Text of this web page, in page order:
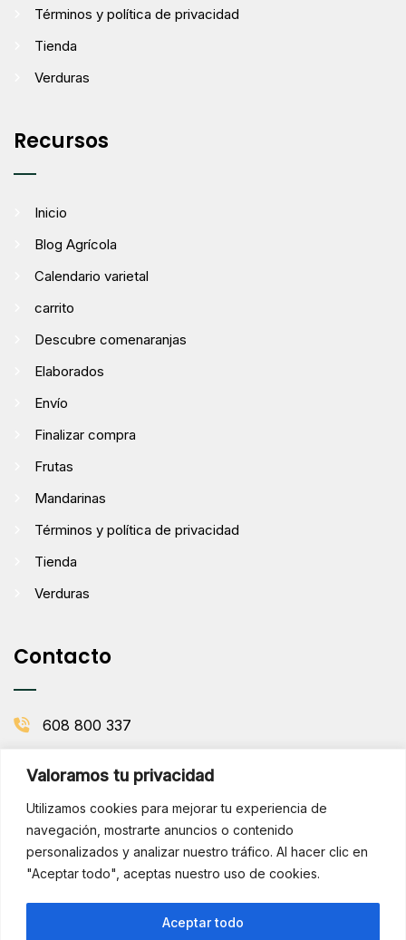
Valoramos tu privacidad
Utilizamos cookies para mejorar tu experiencia de
navegación, mostrarte anuncios o contenido
personalizados y analizar nuestro tráfico. Al hacer clic en
"Aceptar todo", aceptas nuestro uso de cookies.
Aceptar todo
¡Hola!
Términos y política de privacidad
Tienda
Verduras
Recursos
Inicio
Blog Agrícola
Calendario varietal
carrito
Descubre comenaranjas
Elaborados
Envío
Finalizar compra
Frutas
Mandarinas
Términos y política de privacidad
Tienda
Verduras
Contacto
608 800 337
Picanya, Valencia
BOLETÍN DE LA HUERTA